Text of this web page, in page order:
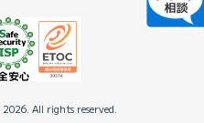
2026. All rights reserved.